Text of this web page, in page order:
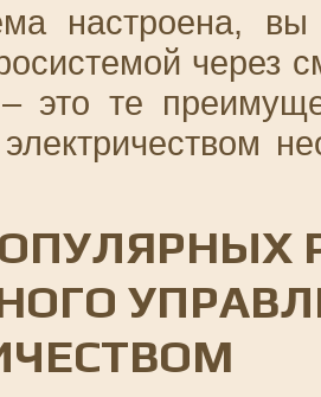
настроена,
через
это те